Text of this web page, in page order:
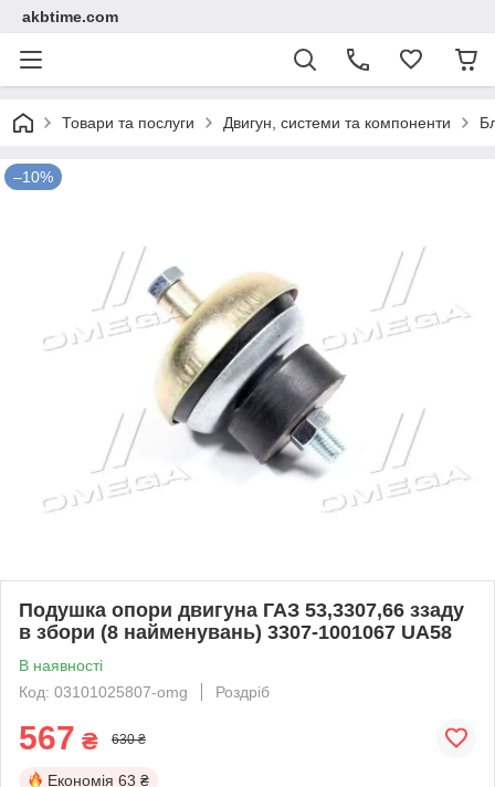
akbtime.com
Товари та послуги Двигун, системи та компоненти
–10%
Подушка опори двигуна ГАЗ 53,3307,66 ззаду
в збори (8 найменувань) 3307-1001067 UA58
В наявності
Код: 03101025807-omg
Роздріб
567 ₴ 630 ₴
Економія 63 ₴